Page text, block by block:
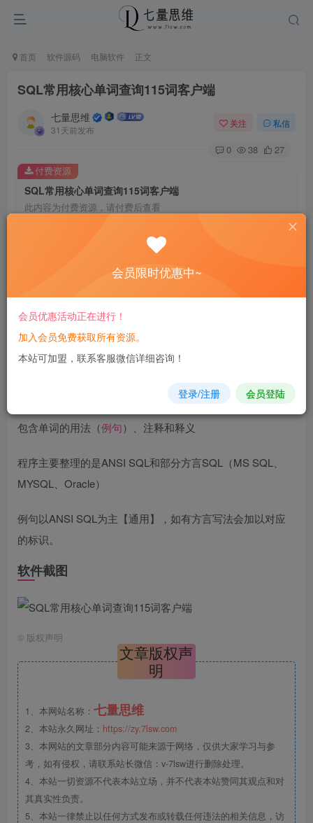
首页 软件源码 电脑软件 正文
SQL常用核心单词查询115词客户端
七量思维
31天前发布
关注 私信
0 38 27
SQL常用核心单词查询115词客户端
此内容为付费资源，请付费后查看
8.8
您当前未登录！建议登陆后购买，可保存购买订单
付费资源
软件介绍
基于有小伙伴想要学SQL帮他整理了基础的115个常用单词
包含单词的用法（例句）、注释和释义
程序主要整理的是ANSI SQL和部分方言SQL（MS SQL、
MYSQL、Oracle）
例句以ANSI SQL为主【通用】，如有方言写法会加以对应
的标识。
软件截图
© 版权声明
文章版权声
明
1、本网站名称： 七量思维
2、本站永久网址： https://zy.7lsw.com
3、本网站的文章部分内容可能来源于网络，仅供大家学习与参
考，如有侵权，请联系站长微信：v-7lsw进行删除处理。
4、本站一切资源不代表本站立场，并不代表本站赞同其观点和对
其真实性负责。
5、本站一律禁止以任何方式发布或转载任何违法的相关信息，访
会员限时优惠中~
会员优惠活动正在进行！
加入会员免费获取所有资源。
本站可加盟，联系客服微信详细咨询！
登录/注册 会员登陆